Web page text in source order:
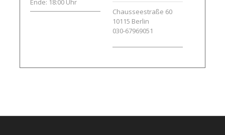
Ende: 18:00 Uhr
Chausseestraße 60
10115 Berlin
030-67969051